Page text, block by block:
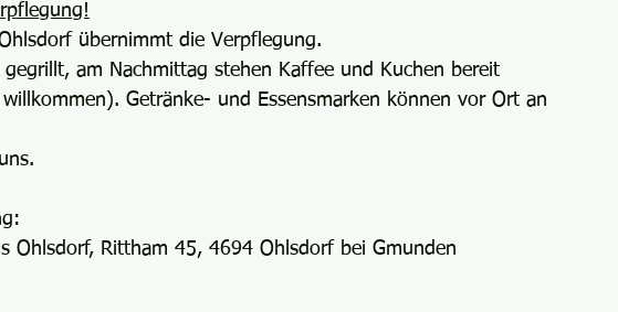
übernimmt die Verpflegung.
am Nachmittag stehen Kaffee und Kuchen bereit
Getränke- und Essensmarken können vor Ort an
Ohlsdorf, Rittham 45, 4694 Ohlsdorf bei Gmunden